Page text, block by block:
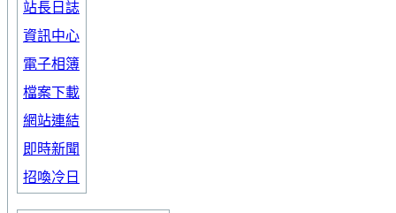
站長日誌
資訊中心
電子相簿
檔案下載
網站連結
即時新聞
招喚冷日